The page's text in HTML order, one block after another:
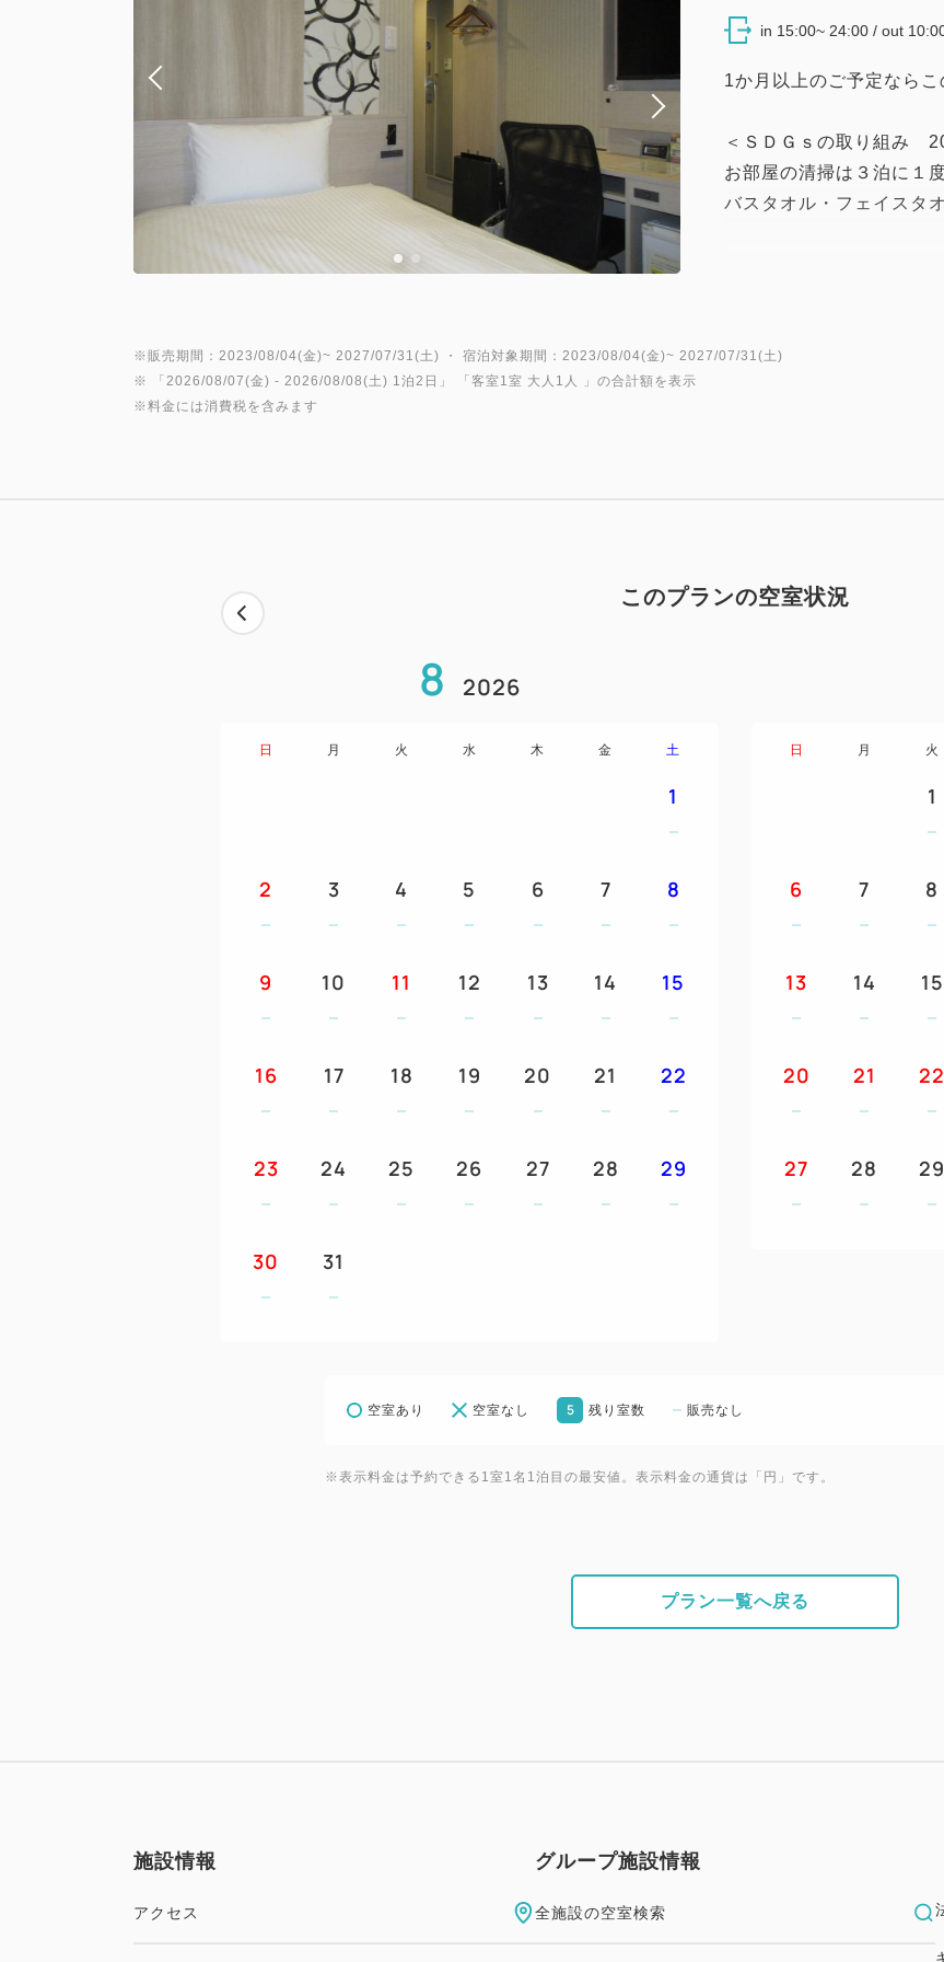
in 15:00~ 24:00 / out
1か月以上のご予定ならこ
＜ＳＤＧｓの取り組み
お部屋の清掃は３泊に１
バスタオル・フェイスタ
・30日分は前受で頂き、
【客室設備】
ポケットコイルマット
デュベスタイル羽毛布
※販売期間：2023/08/04(金)~ 2027/07/31(土) ・ 宿泊対象期間：2023/08/04(金)~ 2027/07/31(土)
※ 「 2026/08/07(金) - 2026/08/08(土) 1泊2日 」 「 客室1室 大人1人
」の合計額を表示
※料金には消費税を含みます
このプランの空室状況
8 2026
日 月 火 水 木 金 土
1
2 3 4 5 6 7 8
9 10 11 12 13 14 15
16 17 18 19 20 21 22
23 24 25 26 27 28 29
30 31
日 月 火
1
6 7 8
13 14 15
20 21 22
27 28 29
空室あり 空室なし 5 残り室数 販売なし
※表示料金は予約できる1室1名1泊目の最安値。表示料金の通貨は「円」です。
プラン一覧へ戻る
施設情報
アクセス
グループ施設情報
全施設の空室検索